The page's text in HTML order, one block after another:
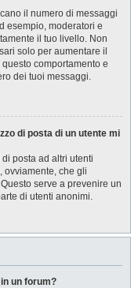
il numero di messaggi
esempio, moderatori e
il tuo livello. Non
solo per aumentare il
comportamento e
dei tuoi messaggi.
di posta di un utente mi
posta ad altri utenti
ovviamente, che gli
serve a prevenire un
di utenti anonimi.
un forum?